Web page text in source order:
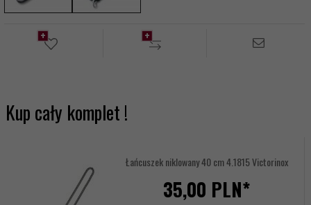
Kup cały komplet !
Łańcuszek niklowany 40 cm 4.1815 Victorinox
35,00 PLN*